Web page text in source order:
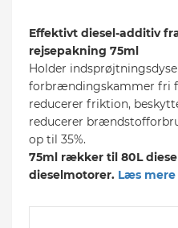
Effektivt diesel-additiv
rejsepakning 75ml
Holder
forbrændingskammer fri
reducerer friktion,
reducerer
op til 35%.
75ml rækker til 80L
dieselmotorer. Læs mere